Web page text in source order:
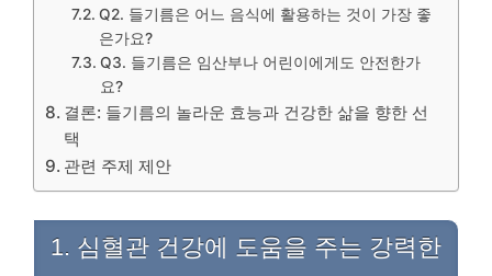
Q2. 들기름은 어느 음식에 활용하는 것이 가장 좋
은가요?
Q3. 들기름은 임산부나 어린이에게도 안전한가
요?
결론: 들기름의 놀라운 효능과 건강한 삶을 향한 선
택
관련 주제 제안
1. 심혈관 건강에 도움을 주는 강력한